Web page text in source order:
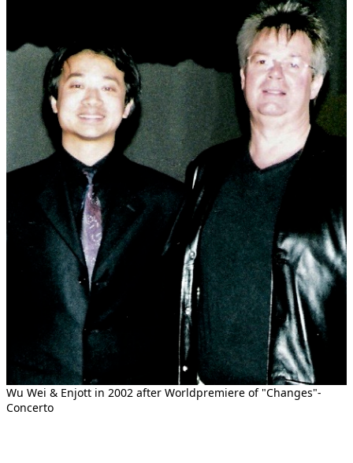
Wu Wei & Enjott in 2002 after Worldpremiere of "Changes"-
Concerto